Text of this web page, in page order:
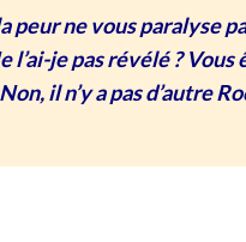
peur ne vous paralyse
l’ai-​je pas révélé ? Vous
il n’y a pas d’autre